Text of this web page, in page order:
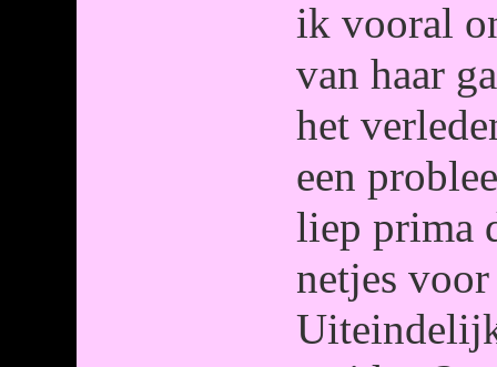
ik vooral
van haar
het
een
liep prima
netjes